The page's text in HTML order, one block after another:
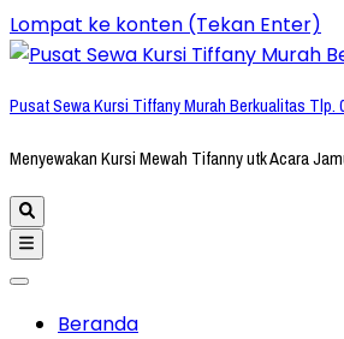
Lompat ke konten (Tekan Enter)
Pusat Sewa Kursi Tiffany Murah Berkualitas
Menyewakan Kursi Mewah Tifanny utk Acara
Beranda